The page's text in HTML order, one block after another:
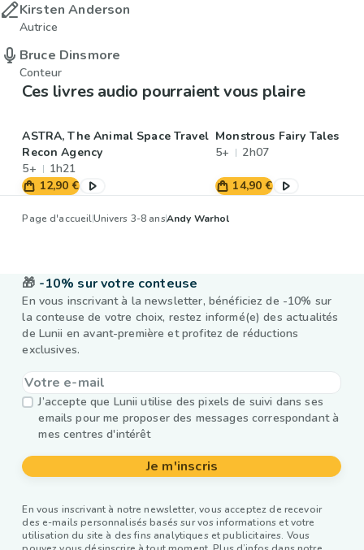
Kirsten Anderson
Autrice
Bruce Dinsmore
Conteur
Ces livres audio pourraient vous plaire
ASTRA, The Animal Space Travel
Recon Agency
5+
1h21
12,90 €
Monstrous Fairy Tales
5+
2h07
14,90 €
Page d'accueilUnivers 3-8 ansAndy Warhol
🎁 -10% sur votre conteuse
En vous inscrivant à la newsletter, bénéficiez de -10% sur
la conteuse de votre choix, restez informé(e) des actualités
de Lunii en avant-première et profitez de réductions
exclusives.
J’accepte que Lunii utilise des pixels de suivi dans ses
emails pour me proposer des messages correspondant à
mes centres d'intérêt
Je m'inscris
En vous inscrivant à notre newsletter, vous acceptez de recevoir
des e-mails personnalisés basés sur vos informations et votre
utilisation du site à des fins analytiques et publicitaires. Vous